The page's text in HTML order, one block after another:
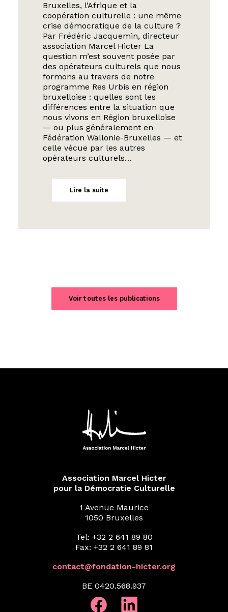
Bruxelles, l’Afrique et la
coopération culturelle : une même
crise démocratique de la culture ?
Par Frédéric Jacquemin, directeur
association Marcel Hicter La
question m’est souvent posée par
des opérateurs culturels que nous
formons au travers de notre
programme Res Urbis en région
bruxelloise : quelles sont les
différences entre la situation que
nous vivons en Région bruxelloise
— ou plus généralement en
Fédération Wallonie-Bruxelles — et
celle vécue par les autres
opérateurs culturels…
Lire la suite
Voir toutes les publications
Association Marcel Hicter
pour la Démocratie Culturelle
1 Avenue Maurice
1050 Bruxelles
Tel: +32 2 641 89 80
Fax: +32 2 641 89 81
contact@fondation-hicter.org
BE 0420.568.937